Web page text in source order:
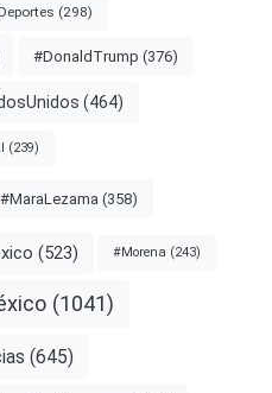
(298)
#DonaldTrump (376)
(464)
(239)
#MaraLezama (358)
(523) #Morena (243)
(1041)
(645)